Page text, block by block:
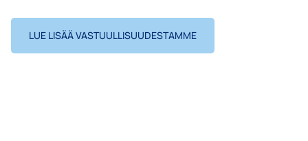
LUE LISÄÄ VASTUULLISUUDESTAMME